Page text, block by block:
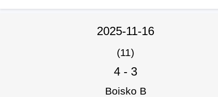
2025-11-16
(11)
4 - 3
Boisko B